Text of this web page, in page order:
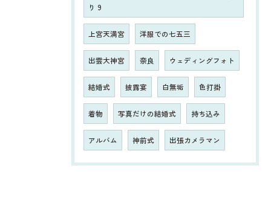
り 9
上宮天満宮 洋服での七五三
出雲大神宮 奈良 ウェディングフォト
結婚式 披露宴 白無垢 色打掛
着物 写真だけの結婚式 持ち込み
アルバム 神前式 出張カメラマン